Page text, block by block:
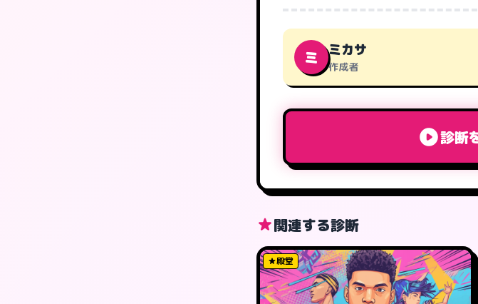
ミ ミカサ
作成者
診断
関連する診断
殿堂